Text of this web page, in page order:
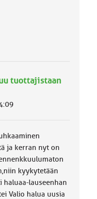
tuottajistaan
ja kerran nyt on
kyykytetään
lauseenhan
Valio halua uusia